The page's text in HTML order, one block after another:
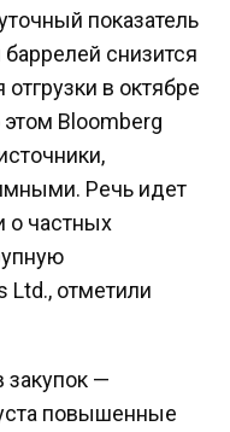
показатель
снизится
в октябре
Bloomberg
Речь идет
о частных
Ltd., отметили
—
повышенные